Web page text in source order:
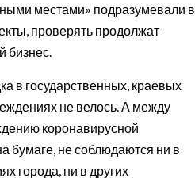
местами» подразумевали в
проверять продолжат
бизнес.
в государственных, краевых
не велось. А между
коронавирусной
бумаге, не соблюдаются ни в
города, ни в других